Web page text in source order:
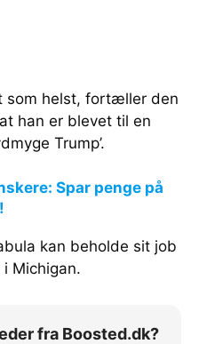
som helst, fortæller den
han er blevet til en
Trump’.
Spar penge på
kan beholde sit job
Michigan.
fra Boosted.dk?